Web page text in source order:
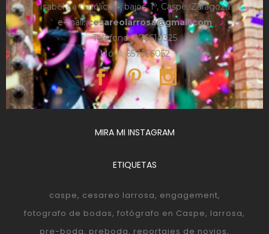
Isabel La Católica 4, bajos, 1º, Caspe, Zaragoza
e-mail:cesareolarrosa@gmail.com
Teléfono: 876610325
Móvil: 657366052
MIRA MI INSTAGRAM
ETIQUETAS
caspe cesareo larrosa engagement
fotografo de bodas fotógrafo en Caspe larrosa
pre-boda preboda reportajes de novios